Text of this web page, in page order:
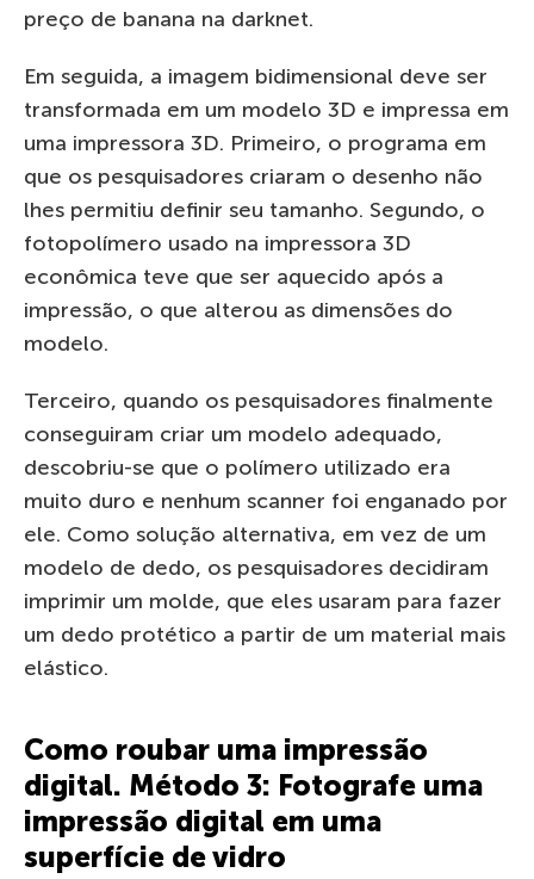
preço de banana na darknet.
Em seguida, a imagem bidimensional deve ser
transformada em um modelo 3D e impressa em
uma impressora 3D. Primeiro, o programa em
que os pesquisadores criaram o desenho não
lhes permitiu definir seu tamanho. Segundo, o
fotopolímero usado na impressora 3D
econômica teve que ser aquecido após a
impressão, o que alterou as dimensões do
modelo.
Terceiro, quando os pesquisadores finalmente
conseguiram criar um modelo adequado,
descobriu-se que o polímero utilizado era
muito duro e nenhum scanner foi enganado por
ele. Como solução alternativa, em vez de um
modelo de dedo, os pesquisadores decidiram
imprimir um molde, que eles usaram para fazer
um dedo protético a partir de um material mais
elástico.
Como roubar uma impressão
digital. Método 3: Fotografe uma
impressão digital em uma
superfície de vidro